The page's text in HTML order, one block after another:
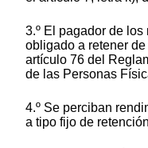
3.º El pagador de
obligado a retener
artículo 76 del
de las Personas
4.º Se perciban
a tipo fijo de